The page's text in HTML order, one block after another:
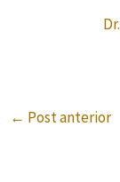
← Post anterior